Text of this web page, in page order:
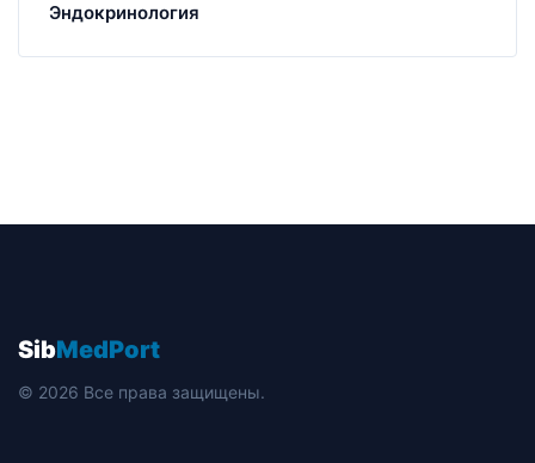
Эндокринология
SibMedPort
© 2026 Все права защищены.